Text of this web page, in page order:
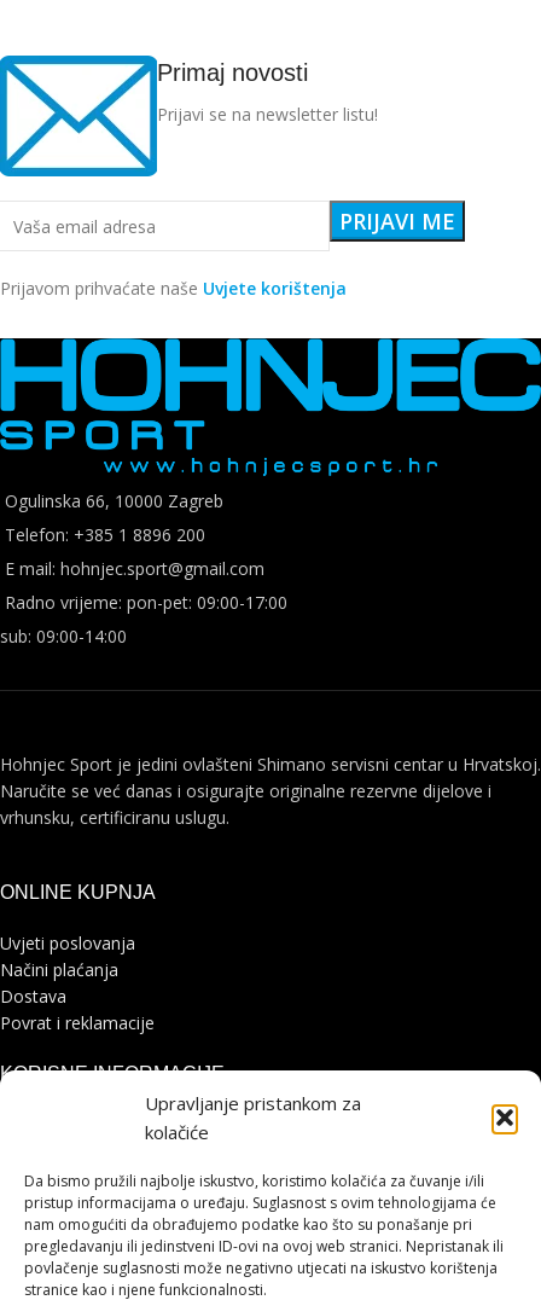
Upravljanje pristankom za
kolačiće
Da bismo pružili najbolje iskustvo, koristimo kolačića za čuvanje i/ili
pristup informacijama o uređaju. Suglasnost s ovim tehnologijama će
nam omogućiti da obrađujemo podatke kao što su ponašanje pri
pregledavanju ili jedinstveni ID-ovi na ovoj web stranici. Nepristanak ili
povlačenje suglasnosti može negativno utjecati na iskustvo korištenja
stranice kao i njene funkcionalnosti.
Primaj novosti
Prijavi se na newsletter listu!
Prijavom prihvaćate naše Uvjete korištenja
Ogulinska 66, 10000 Zagreb
Telefon: +385 1 8896 200
E mail: hohnjec.sport@gmail.com
Radno vrijeme: pon-pet: 09:00-17:00
sub: 09:00-14:00
Hohnjec Sport je jedini ovlašteni Shimano servisni centar u Hrvatskoj.
Naručite se već danas i osigurajte originalne rezervne dijelove i
vrhunsku, certificiranu uslugu.
ONLINE KUPNJA
Uvjeti poslovanja
Načini plaćanja
Dostava
Povrat i reklamacije
KORISNE INFORMACIJE
Zaštita osobnih podataka
Pohvale i prigovori
Platforma za online rješavanje sporova
STRANICE